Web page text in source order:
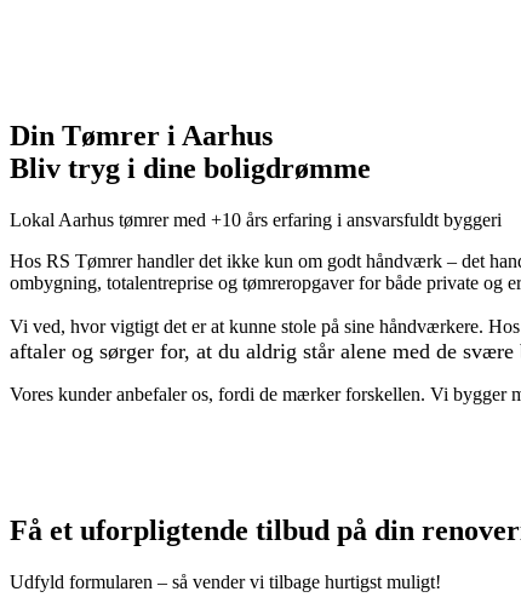
Din Tømrer i Aarhus
Bliv tryg i dine boligdrømme
Lokal Aarhus tømrer med +10 års erfaring i ansvarsfuldt byggeri
Hos RS Tømrer handler det ikke kun om godt håndværk – det
ombygning, totalentreprise og tømreropgaver for både private og
Vi ved, hvor vigtigt det er at kunne stole på sine håndværkere.
aftaler og sørger for, at du aldrig står alene med de
Vores kunder anbefaler os, fordi de mærker forskellen. Vi bygger
Få et uforpligtende tilbud på din
Udfyld formularen – så vender vi tilbage hurtigst muligt!